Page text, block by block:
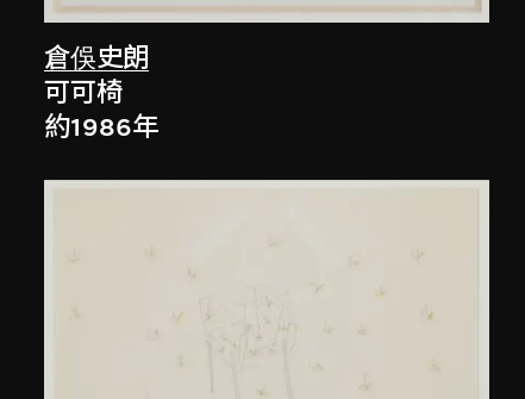
倉俁史朗
可可椅
約1986年